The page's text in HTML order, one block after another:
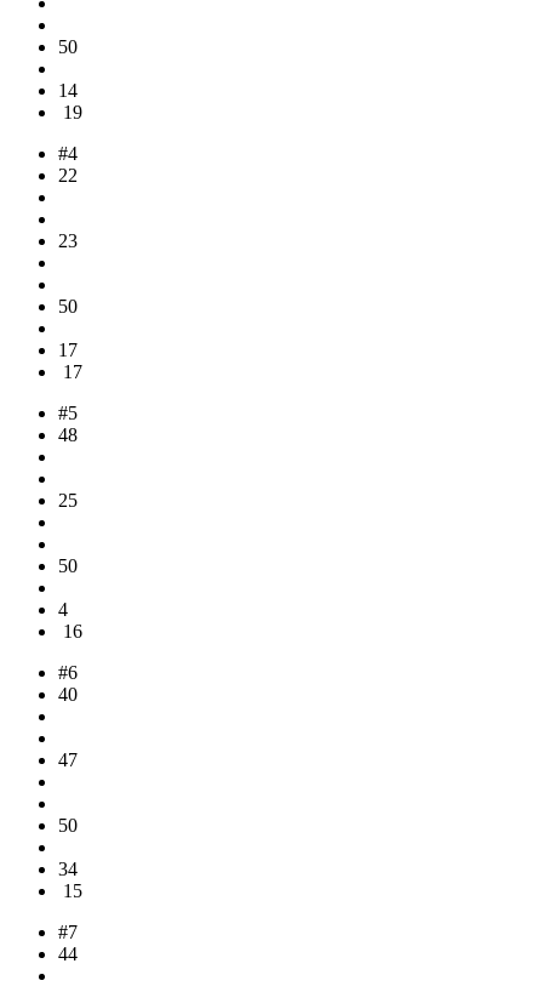
50
14
19
#4
22
23
50
17
17
#5
48
25
50
4
16
#6
40
47
50
34
15
#7
44